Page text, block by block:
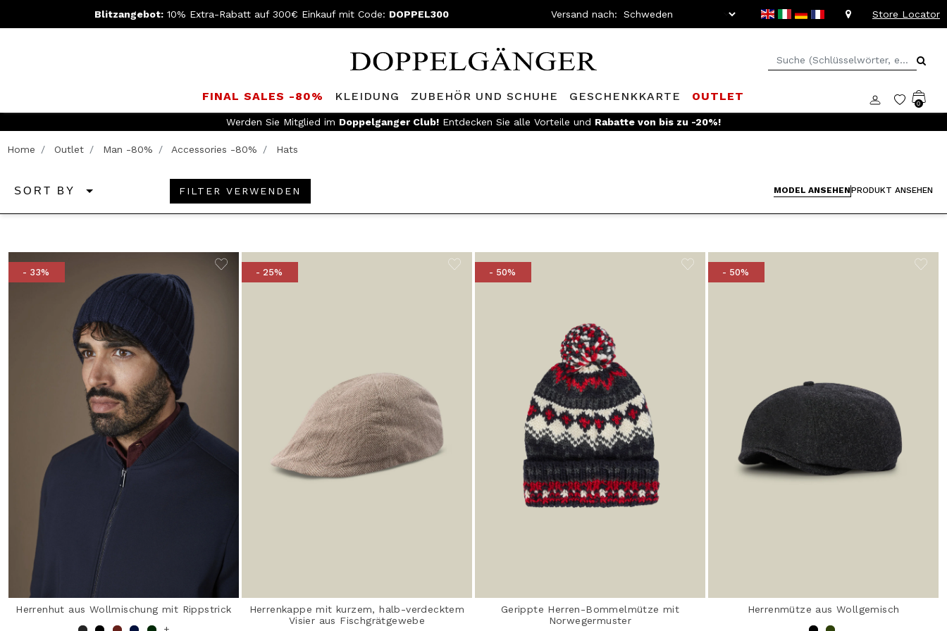
Blitzangebot: 10% Extra-Rabatt auf 300€ Einkauf mit Code: DOPPEL300 Versand nach: Store Locator
FINAL SALES -80% KLEIDUNG ZUBEHÖR UND SCHUHE GESCHENKKARTE OUTLET
0
Werden Sie Mitglied im Doppelganger Club! Entdecken Sie alle Vorteile und Rabatte von bis zu -20%!
Home Outlet Man -80% Accessories -80% Hats
SORT BY FILTER VERWENDEN MODEL ANSEHENPRODUKT ANSEHEN
- 33%
Herrenhut aus Wollmischung mit Rippstrick
- 25%
Herrenkappe mit kurzem, halb-verdecktem
Visier aus Fischgrätgewebe
- 50%
Gerippte Herren-Bommelmütze mit
Norwegermuster
- 50%
Herrenmütze aus Wollgemisch